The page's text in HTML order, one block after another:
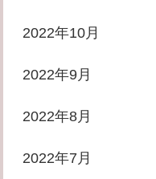
2022年10月
2022年9月
2022年8月
2022年7月